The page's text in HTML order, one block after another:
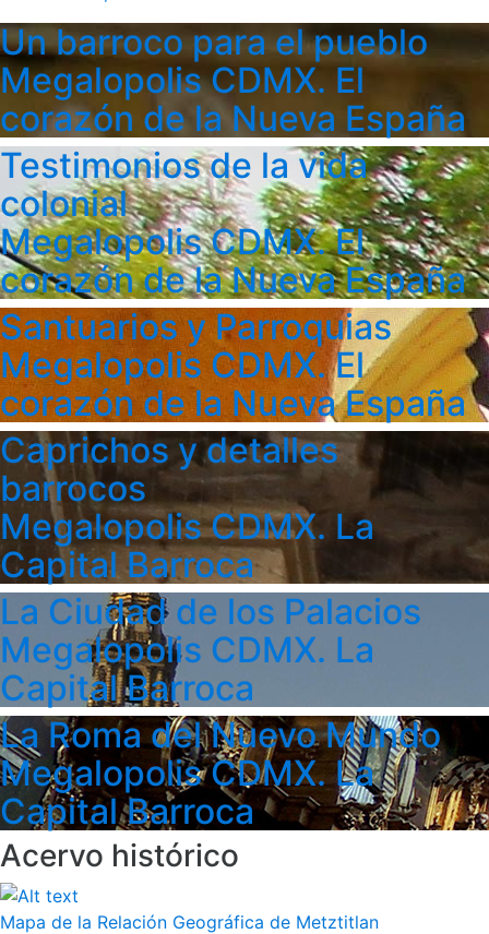
Un barroco para el pueblo
Megalopolis CDMX. El
corazón de la Nueva España
Testimonios de la vida
colonial
Megalopolis CDMX. El
corazón de la Nueva España
Santuarios y Parroquias
Megalopolis CDMX. El
corazón de la Nueva España
Caprichos y detalles
barrocos
Megalopolis CDMX. La
Capital Barroca
La Ciudad de los Palacios
Megalopolis CDMX. La
Capital Barroca
La Roma del Nuevo Mundo
Megalopolis CDMX. La
Capital Barroca
Acervo histórico
Mapa de la Relación Geográfica de Metztitlan